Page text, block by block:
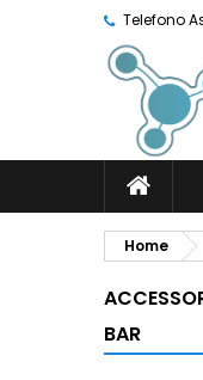
Telefono
Home
BAR